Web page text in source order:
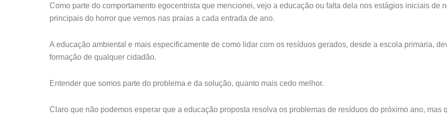
Como parte do comportamento egocentrista que mencionei, vejo a educação ou falta dela nos estágios iniciais de
principais do horror que vemos nas praias a cada entrada de ano.
A educação ambiental e mais especificamente de como lidar com os resíduos gerados, desde a escola primaria,
formação de qualquer cidadão.
Entender que somos parte do problema e da solução, quanto mais cedo melhor.
Claro que não podemos esperar que a educação proposta resolva os problemas de resíduos do próximo ano, mas